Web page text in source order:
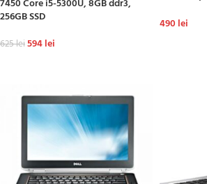
7450 Core i5-5300U, 8GB ddr3,
256GB SSD
625lei594lei
490 lei